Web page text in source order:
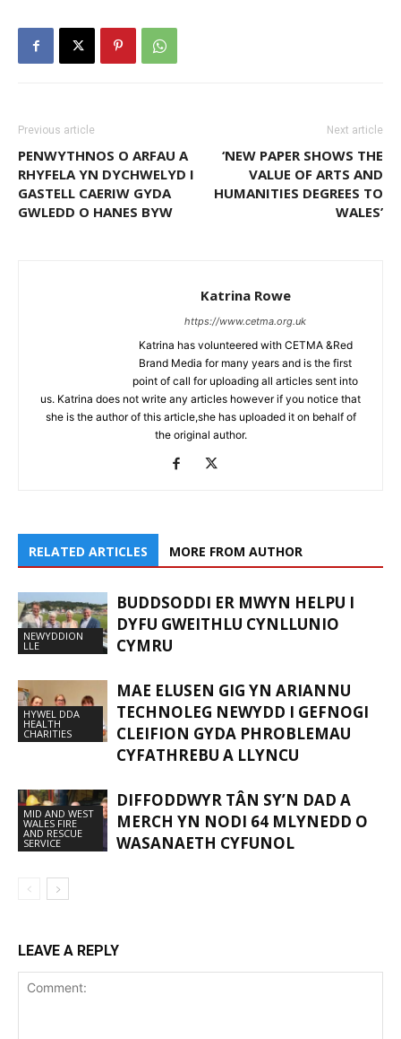
Previous article
PENWYTHNOS O ARFAU A
RHYFELA YN DYCHWELYD I
GASTELL CAERIW GYDA
GWLEDD O HANES BYW
Next article
‘NEW PAPER SHOWS THE
VALUE OF ARTS AND
HUMANITIES DEGREES TO
WALES’
Katrina Rowe
https://www.cetma.org.uk
Katrina has volunteered with CETMA &Red
Brand Media for many years and is the first
point of call for uploading all articles sent into
us. Katrina does not write any articles however if you notice that
she is the author of this article,she has uploaded it on behalf of
the original author.
RELATED ARTICLES MORE FROM AUTHOR
NEWYDDION
LLE
BUDDSODDI ER MWYN HELPU I
DYFU GWEITHLU CYNLLUNIO
CYMRU
HYWEL DDA
HEALTH
CHARITIES
MAE ELUSEN GIG YN ARIANNU
TECHNOLEG NEWYDD I GEFNOGI
CLEIFION GYDA PHROBLEMAU
CYFATHREBU A LLYNCU
MID AND WEST
WALES FIRE
AND RESCUE
SERVICE
DIFFODDWYR TÂN SY’N DAD A
MERCH YN NODI 64 MLYNEDD O
WASANAETH CYFUNOL
LEAVE A REPLY